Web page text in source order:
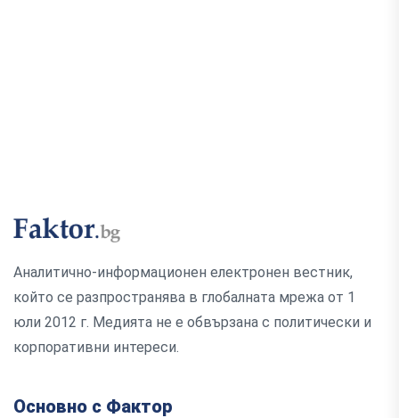
Аналитично-информационен електронен вестник,
който се разпространява в глобалната мрежа от 1
юли 2012 г. Медията не е обвързана с политически и
корпоративни интереси.
Основно с Фактор